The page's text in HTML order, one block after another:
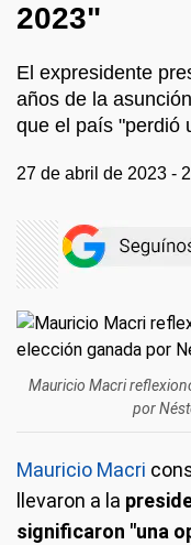
2023"
El expresidente
años de la
que el país "perdió
27 de abril de 2023 -
Mauricio Macri
por
Mauricio Macri
llevaron a la
significaron "una